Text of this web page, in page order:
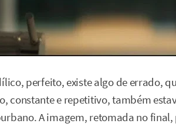
perfeito, existe algo de errado,
constante e repetitivo, também
A imagem, retomada no final,